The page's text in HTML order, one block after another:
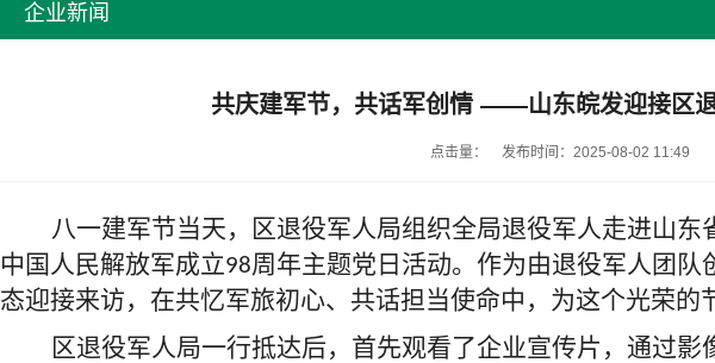
企业新闻
共庆建军节，共话军创情 ——山东皖发迎接区
点击量： 发布时间：2025-08-02 11:49
八一建军节当天，区退役军人局组织全局退役军人走进山东
中国人民解放军成立98周年主题党日活动。作为由退役军人团
态迎接来访，在共忆军旅初心、共话担当使命中，为这个光荣的
区退役军人局一行抵达后，首先观看了企业宣传片，通过